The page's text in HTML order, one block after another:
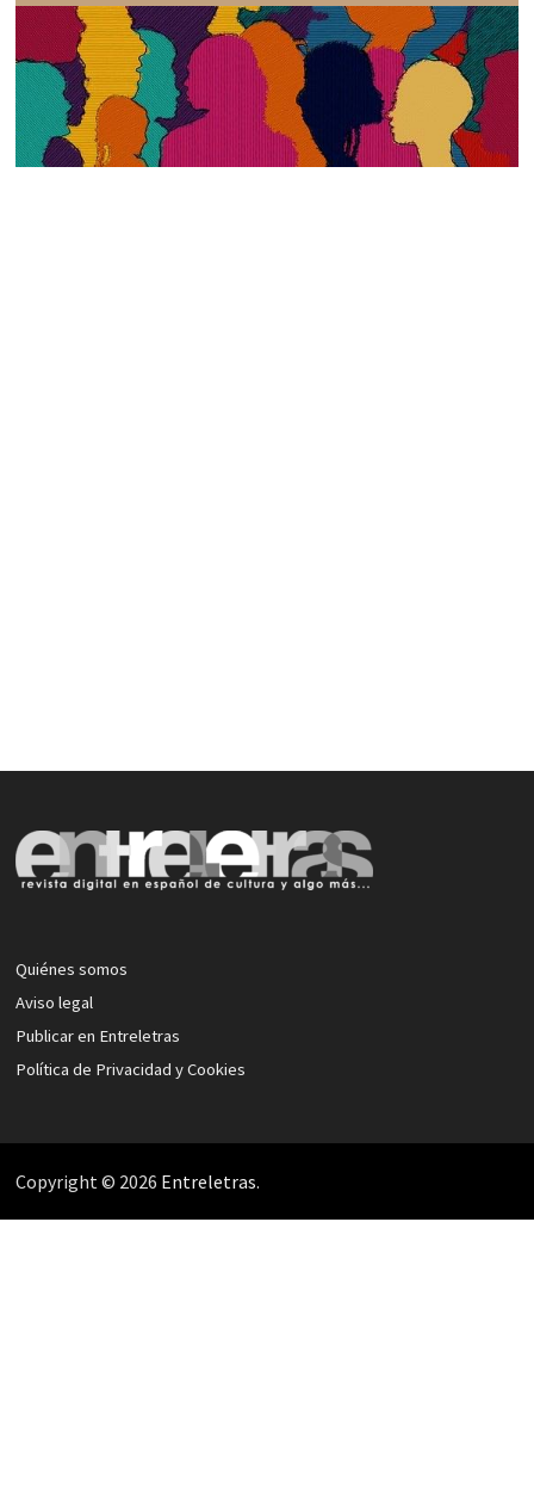
Quiénes somos
Aviso legal
Publicar en Entreletras
Política de Privacidad y Cookies
Copyright © 2026 Entreletras.